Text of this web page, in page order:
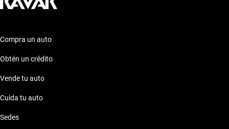
Compra un auto
Obtén un crédito
Vende tu auto
Cuida tu auto
Sedes